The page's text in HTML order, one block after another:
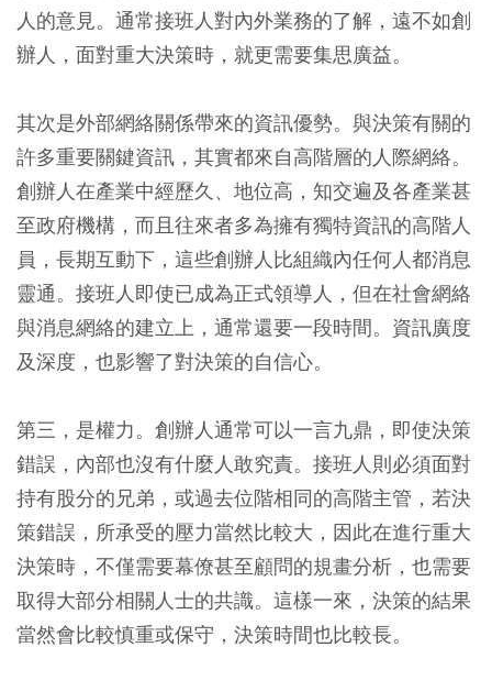
人的意見。通常接班人對內外業務的了解，遠不如創
辦人，面對重大決策時，就更需要集思廣益。
其次是外部網絡關係帶來的資訊優勢。與決策有關的
許多重要關鍵資訊，其實都來自高階層的人際網絡。
創辦人在產業中經歷久、地位高，知交遍及各產業甚
至政府機構，而且往來者多為擁有獨特資訊的高階人
員，長期互動下，這些創辦人比組織內任何人都消息
靈通。接班人即使已成為正式領導人，但在社會網絡
與消息網絡的建立上，通常還要一段時間。資訊廣度
及深度，也影響了對決策的自信心。
第三，是權力。創辦人通常可以一言九鼎，即使決策
錯誤，內部也沒有什麼人敢究責。接班人則必須面對
持有股分的兄弟，或過去位階相同的高階主管，若決
策錯誤，所承受的壓力當然比較大，因此在進行重大
決策時，不僅需要幕僚甚至顧問的規畫分析，也需要
取得大部分相關人士的共識。這樣一來，決策的結果
當然會比較慎重或保守，決策時間也比較長。